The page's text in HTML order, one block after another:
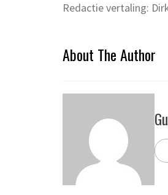
Redactie vertaling:
About The Author